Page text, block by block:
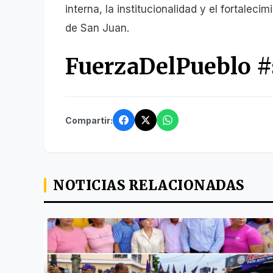
interna, la institucionalidad y el
de San Juan.
FuerzaDelPueblo
Compartir:
NOTICIAS RELACIONADAS